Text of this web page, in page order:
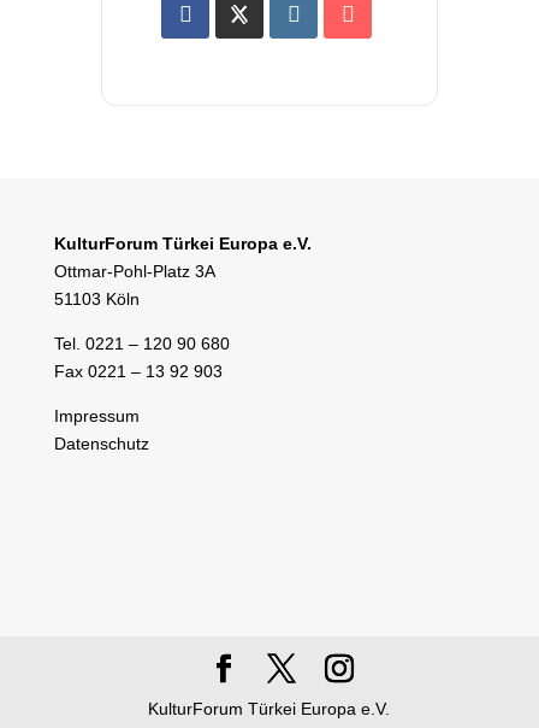
KulturForum Türkei Europa e.V.
Ottmar-Pohl-Platz 3A
51103 Köln
Tel. 0221 – 120 90 680
Fax 0221 – 13 92 903
Impressum
Datenschutz
KulturForum Türkei Europa e.V.